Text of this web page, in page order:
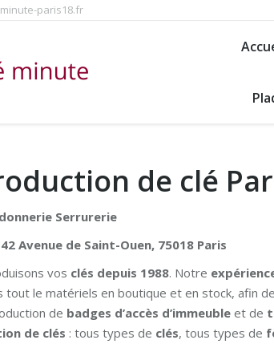
paris18.fr
de clé
Serrurerie
Avenue de Saint-Ouen, 75018 Paris
vos clés depuis 1988. Notre
tout le matériels en boutique et en stock, afin
de badges d’accès d’immeuble et de
de clés : tous types de clés, tous types de